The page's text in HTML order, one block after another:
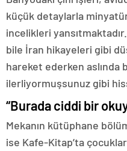
küçük detaylarla minyatür
incelikleri
bile İran hikayeleri gibi
hareket ederken aslında
ilerliyormuşsunuz gibi
“Burada ciddi bir
Mekanın kütüphane
ise Kafe-Kitap’ta